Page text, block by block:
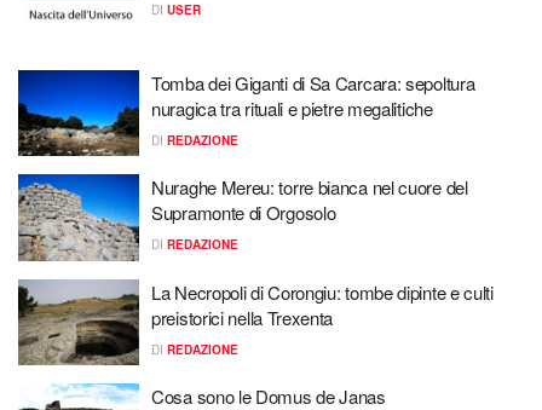
DI USER
Tomba dei Giganti di Sa Carcara: sepoltura
nuragica tra rituali e pietre megalitiche
DI REDAZIONE
Nuraghe Mereu: torre bianca nel cuore del
Supramonte di Orgosolo
DI REDAZIONE
La Necropoli di Corongiu: tombe dipinte e culti
preistorici nella Trexenta
DI REDAZIONE
Cosa sono le Domus de Janas